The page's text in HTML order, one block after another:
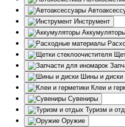
Инструмент
Шины и диски
Клеи и
Сувениры
Туризм и
Оружие